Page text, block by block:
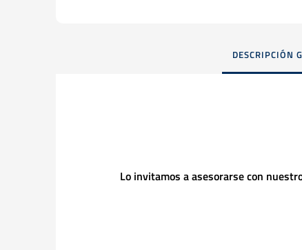
DESCRIPCIÓN
Lo invitamos a asesorarse con